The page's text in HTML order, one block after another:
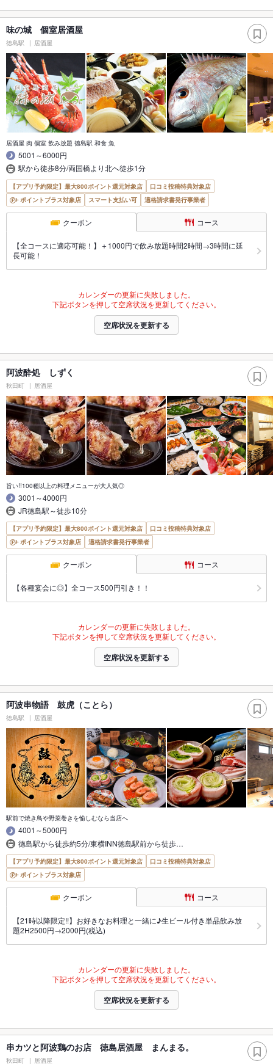
味の城 個室居酒屋
徳島駅 居酒屋
居酒屋 肉 個室 飲み放題 徳島駅 和食 魚
5001～6000円
駅から徒歩8分/両国橋より北へ徒歩1分
【アプリ予約限定】最大800ポイント還元対象店
口コミ投稿特典対象店
ポイントプラス対象店
スマート支払い可 適格請求書発行事業者
クーポン コース
【全コースに適応可能！】＋1000円で飲み放題時間2時間→3時間に延
長可能！
カレンダーの更新に失敗しました。
下記ボタンを押して空席状況を更新してください。
空席状況を更新する
阿波酔処 しずく
秋田町 居酒屋
旨い!!100種以上の料理メニューが大人気◎
3001～4000円
JR徳島駅～徒歩10分
【アプリ予約限定】最大800ポイント還元対象店
口コミ投稿特典対象店
ポイントプラス対象店
適格請求書発行事業者
クーポン コース
【各種宴会に◎】全コース500円引き！！
カレンダーの更新に失敗しました。
下記ボタンを押して空席状況を更新してください。
空席状況を更新する
阿波串物語 鼓虎（ことら）
徳島駅 居酒屋
駅前で焼き鳥や野菜巻きを愉しむなら当店へ
4001～5000円
徳島駅から徒歩約5分/東横INN徳島駅前から徒歩…
【アプリ予約限定】最大800ポイント還元対象店
口コミ投稿特典対象店
ポイントプラス対象店
クーポン コース
【21時以降限定!!】お好きなお料理と一緒に♪生ビール付き単品飲み放
題2H2500円→2000円(税込)
カレンダーの更新に失敗しました。
下記ボタンを押して空席状況を更新してください。
空席状況を更新する
串カツと阿波鶏のお店 徳島居酒屋 まんまる。
秋田町 居酒屋